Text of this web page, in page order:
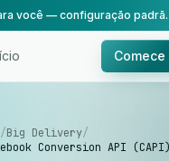
Configuração feita
Comece
/Big Delivery/
Conversion API (CAPI)